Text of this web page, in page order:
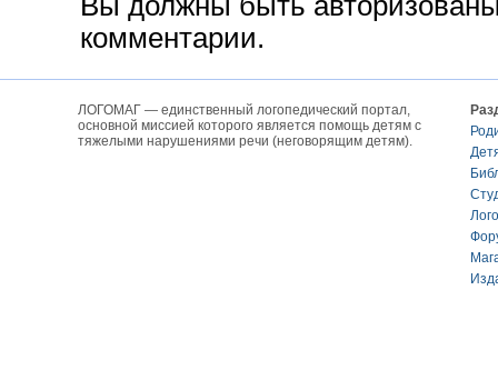
комментарии.
ЛОГОМАГ — единственный логопедический портал,
основной миссией которого является помощь детям с
тяжелыми нарушениями речи (неговорящим детям).